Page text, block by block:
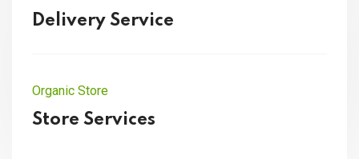
Delivery Service
Organic Store
Store Services